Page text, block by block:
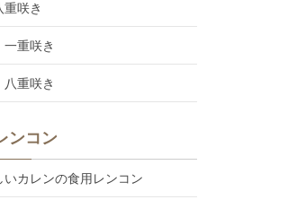
重咲き
一重咲き
八重咲き
ンコン
いカレンの食用レンコン